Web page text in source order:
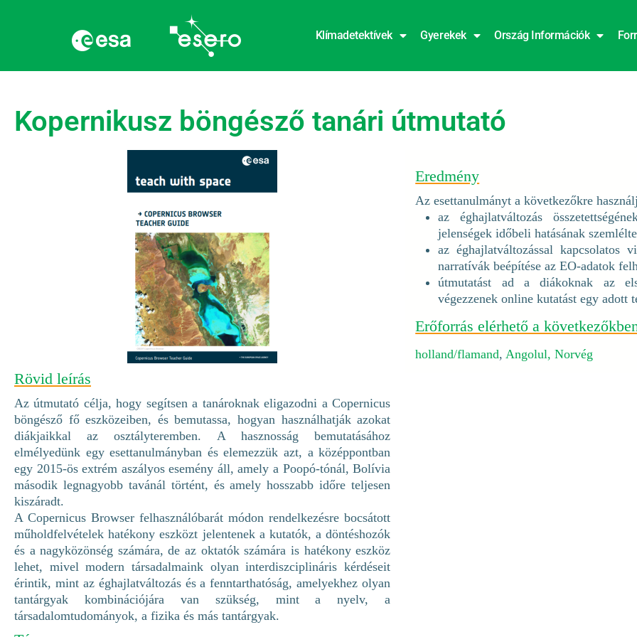
Klímadetektívek Gyerekek Ország Információk
Kopernikusz böngésző tanári útmutató
Rövid leírás
Az útmutató célja, hogy segítsen a tanároknak eligazodni a Copernicus
böngésző fő eszközeiben, és bemutassa, hogyan használhatják azokat
diákjaikkal az osztályteremben. A hasznosság bemutatásához
elmélyedünk egy esettanulmányban és elemezzük azt, a középpontban
egy 2015-ös extrém aszályos esemény áll, amely a Poopó-tónál, Bolívia
második legnagyobb tavánál történt, és amely hosszabb időre teljesen
kiszáradt.
A Copernicus Browser felhasználóbarát módon rendelkezésre bocsátott
műholdfelvételek hatékony eszközt jelentenek a kutatók, a döntéshozók
és a nagyközönség számára, de az oktatók számára is hatékony eszköz
lehet, mivel modern társadalmaink olyan interdiszciplináris kérdéseit
érintik, mint az éghajlatváltozás és a fenntarthatóság, amelyekhez olyan
tantárgyak kombinációjára van szükség, mint a nyelv, a
társadalomtudományok, a fizika és más tantárgyak.
Eredmény
Az esettanulmányt a következőkre
az éghajlatváltozás
jelenségek időbeli hatásának
az éghajlatváltozással kapcsolatos
narratívák beépítése az EO-adatok
útmutatást ad a diákoknak az
végezzenek online kutatást egy adott
Erőforrás elérhető a
holland/flamand,Angolul, Norvég